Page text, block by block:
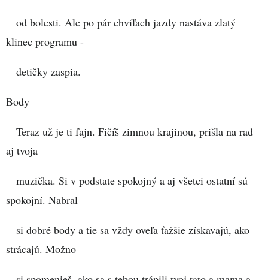
od bolesti. Ale po pár chvíľach jazdy nastáva zlatý
klinec programu -
detičky zaspia.
Body
Teraz už je ti fajn. Fičíš zimnou krajinou, prišla na rad
aj tvoja
muzička. Si v podstate spokojný a aj všetci ostatní sú
spokojní. Nabral
si dobré body a tie sa vždy oveľa ťažšie získavajú, ako
strácajú. Možno